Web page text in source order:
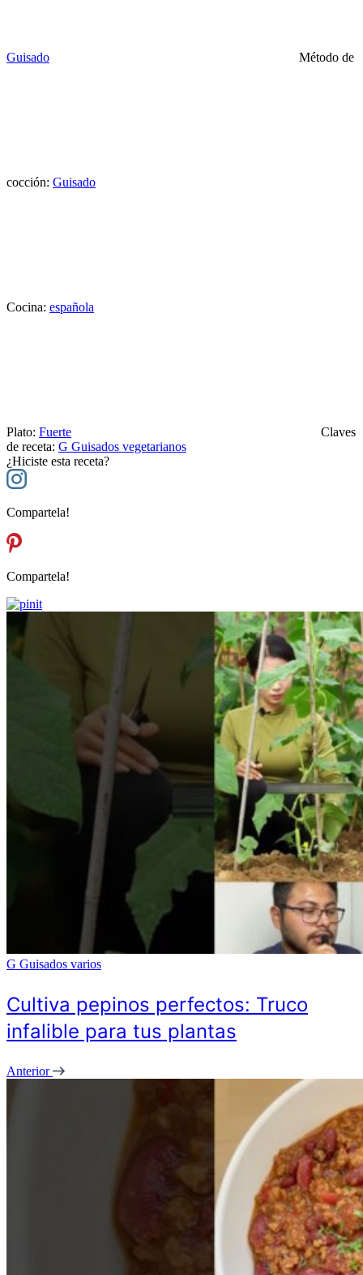
Guisado Método de
cocción: Guisado
Cocina: española
Plato: Fuerte
Claves
de receta: G Guisados vegetarianos
¿Hiciste esta receta?
Compartela!
Compartela!
G Guisados varios
Cultiva pepinos perfectos: Truco
infalible para tus plantas
Anterior